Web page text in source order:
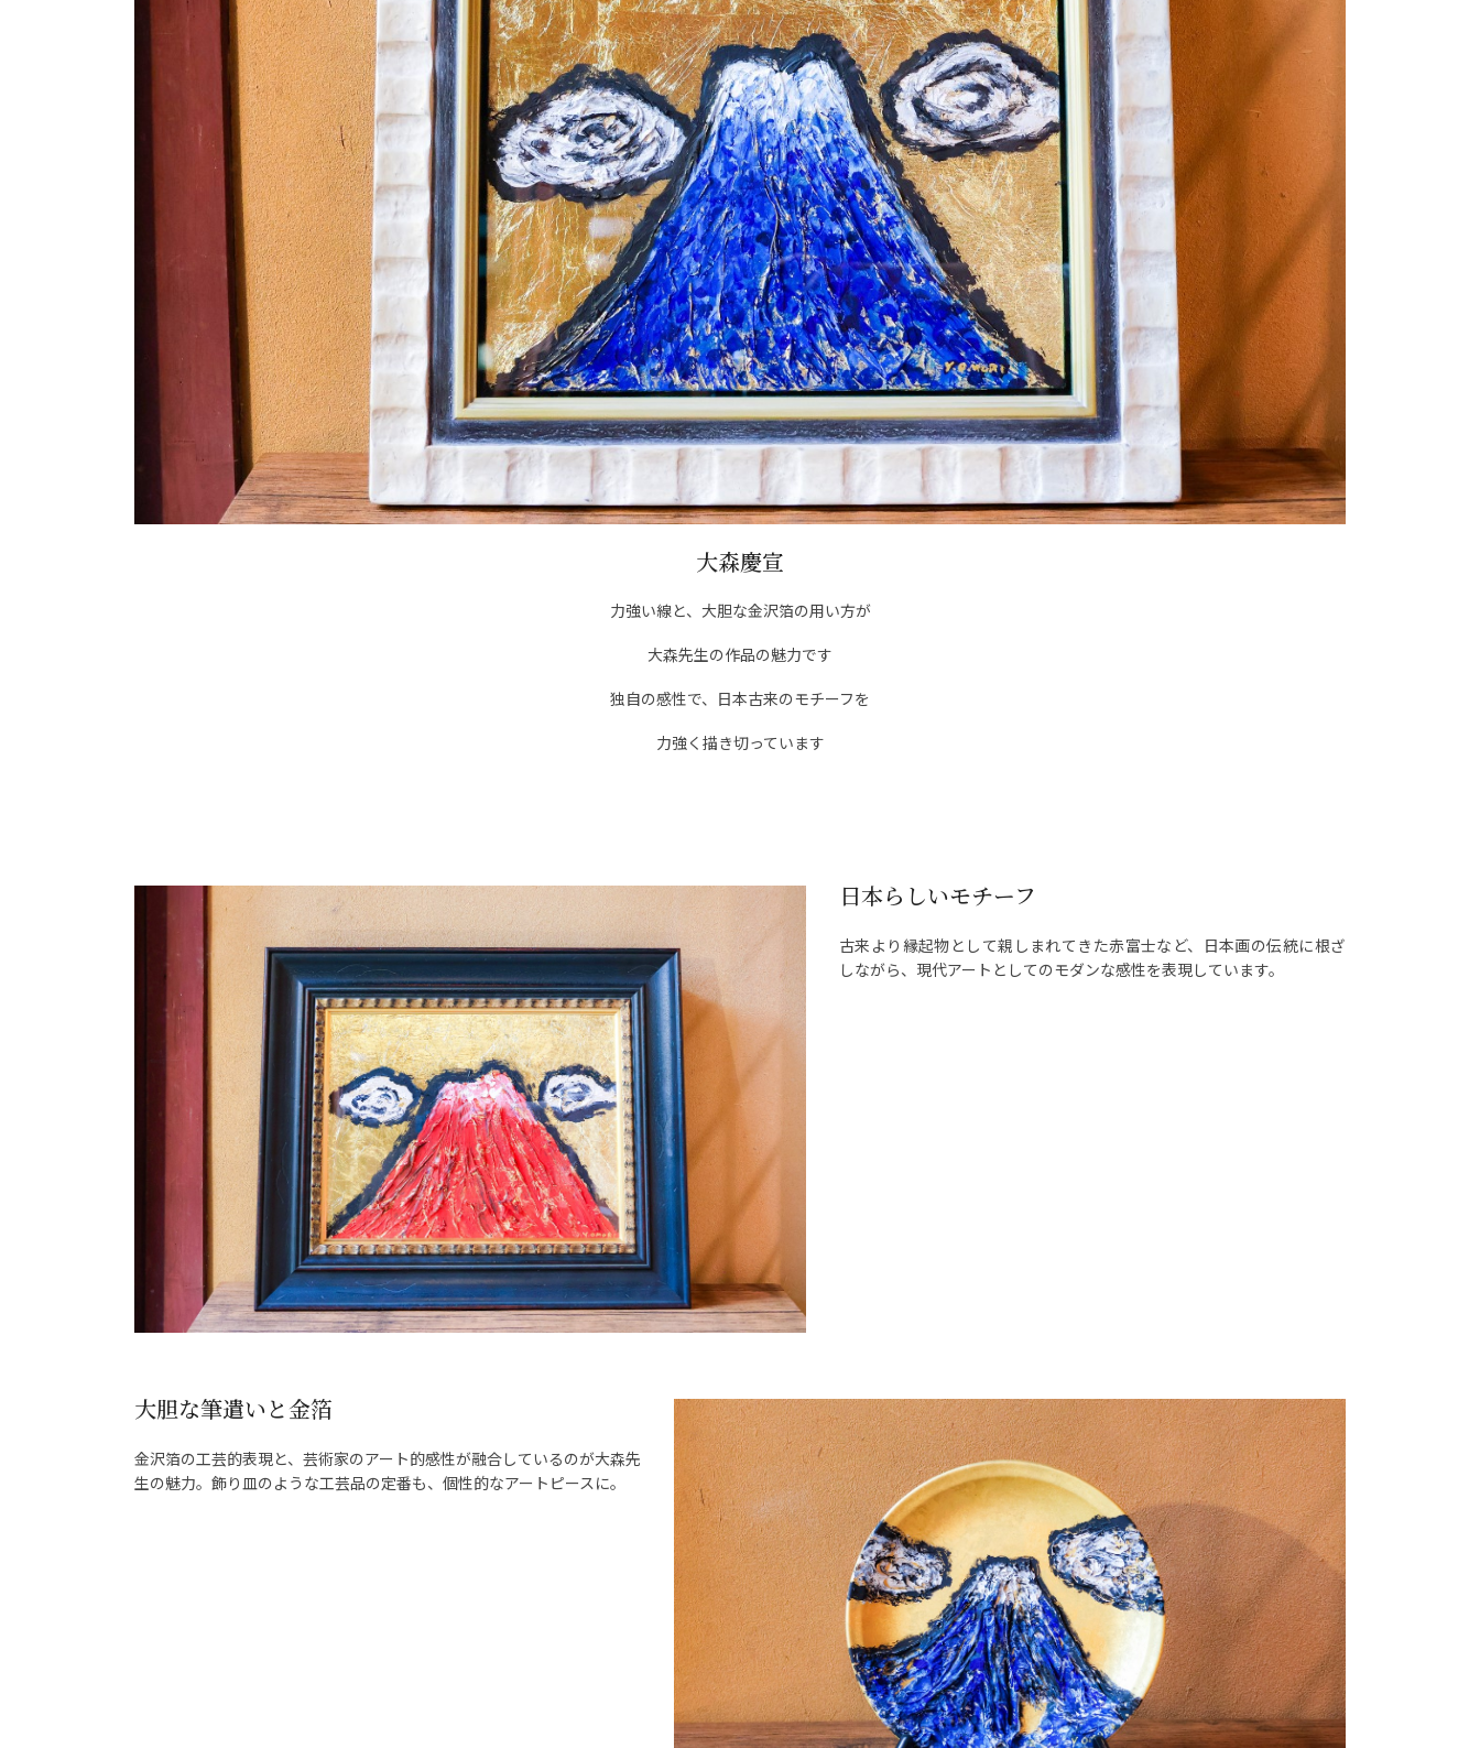
大森慶宣
力強い線と、大胆な金沢箔の用い方が
大森先生の作品の魅力です
独自の感性で、日本古来のモチーフを
力強く描き切っています
日本らしいモチーフ
古来より縁起物として親しまれてきた赤富士など、日本画の伝統に根ざ
しながら、現代アートとしてのモダンな感性を表現しています。
大胆な筆遣いと金箔
金沢箔の工芸的表現と、芸術家のアート的感性が融合しているのが大森先
生の魅力。飾り皿のような工芸品の定番も、個性的なアートピースに。